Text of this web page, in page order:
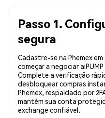
Passo 1.
segura
Cadastre-se na Phemex
começar a negociar
Complete a verificação
desbloquear compras
Phemex, respaldado por
mantém sua conta
exchange confiável.